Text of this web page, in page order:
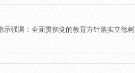
示强调：全面贯彻党的教育方针落实立德